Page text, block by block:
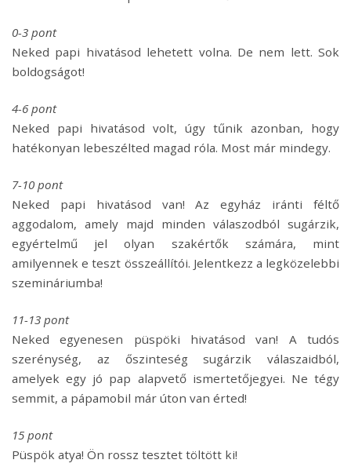
0-3 pont
Neked papi hivatásod lehetett volna. De nem lett. Sok
boldogságot!
4-6 pont
Neked papi hivatásod volt, úgy tűnik azonban, hogy
hatékonyan lebeszélted magad róla. Most már mindegy.
7-10 pont
Neked papi hivatásod van! Az egyház iránti féltő
aggodalom, amely majd minden válaszodból sugárzik,
egyértelmű jel olyan szakértők számára, mint
amilyennek e teszt összeállítói. Jelentkezz a legközelebbi
szemináriumba!
11-13 pont
Neked egyenesen püspöki hivatásod van! A tudós
szerénység, az őszinteség sugárzik válaszaidból,
amelyek egy jó pap alapvető ismertetőjegyei. Ne tégy
semmit, a pápamobil már úton van érted!
15 pont
Püspök atya! Ön rossz tesztet töltött ki!